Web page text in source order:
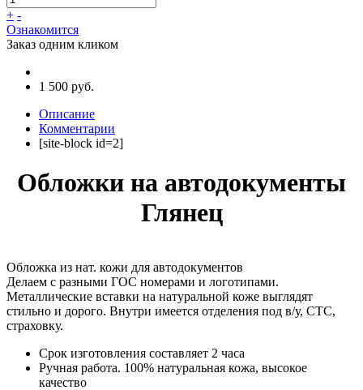
+ -
Ознакомится
Заказ одним кликом
1 500 руб.
Описание
Комментарии
[site-block id=2]
Обложки на автодокументы
Глянец
Обложка из нат. кожи для автодокументов
Делаем с разными ГОС номерами и логотипами.
Металлические вставки на натуральной коже выглядят
стильно и дорого. Внутри имеется отделения под в/у, СТС,
страховку.
Срок изготовления составляет 2 часа
Ручная работа. 100% натуральная кожа, высокое
качество